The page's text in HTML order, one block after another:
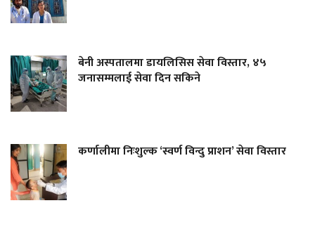
बेनी अस्पतालमा डायलिसिस सेवा विस्तार, ४५
जनासम्मलाई सेवा दिन सकिने
कर्णालीमा निःशुल्क ‘स्वर्ण विन्दु प्राशन’ सेवा विस्तार